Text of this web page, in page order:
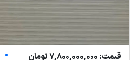
قیمت: 7,800,000,000 تومان